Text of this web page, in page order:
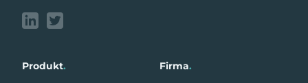
Produkt. Firma.